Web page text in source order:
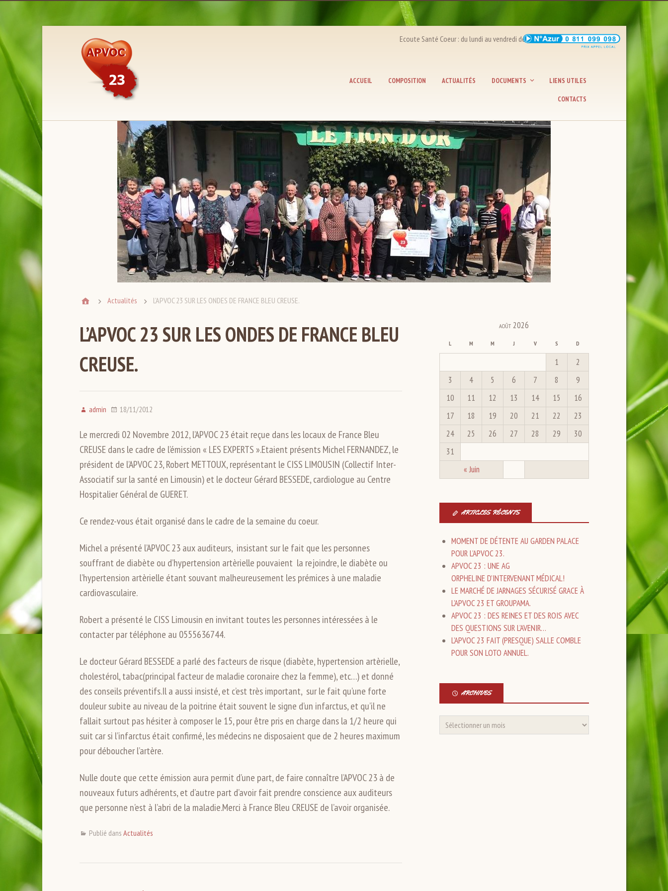
Ecoute Santé Coeur : du lundi au vendredi de 9H00 à 11H00 et de 18H00 à 20H00
ACCUEIL COMPOSITION ACTUALITÉS DOCUMENTS LIENS UTILES
CONTACTS
Actualités L’APVOC 23 SUR LES ONDES DE FRANCE BLEU CREUSE.
L’APVOC 23 SUR LES ONDES DE FRANCE BLEU
CREUSE.
admin 18/11/2012
Le mercredi 02 Novembre 2012, l’APVOC 23 était reçue dans les locaux de France Bleu
CREUSE dans le cadre de l’émission « LES EXPERTS ».Etaient présents Michel FERNANDEZ, le
président de l’APVOC 23, Robert METTOUX, représentant le CISS LIMOUSIN (Collectif Inter-
Associatif sur la santé en Limousin) et le docteur Gérard BESSEDE, cardiologue au Centre
Hospitalier Général de GUERET.
Ce rendez-vous était organisé dans le cadre de la semaine du coeur.
Michel a présenté l’APVOC 23 aux auditeurs, insistant sur le fait que les personnes
souffrant de diabète ou d’hypertension artèrielle pouvaient la rejoindre, le diabète ou
l’hypertension artèrielle étant souvant malheureusement les prémices à une maladie
cardiovasculaire.
Robert a présenté le CISS Limousin en invitant toutes les personnes intéressées à le
contacter par téléphone au 0555636744.
Le docteur Gérard BESSEDE a parlé des facteurs de risque (diabète, hypertension artèrielle,
cholestérol, tabac(principal facteur de maladie coronaire chez la femme), etc…) et donné
des conseils préventifs.Il a aussi insisté, et c’est très important, sur le fait qu’une forte
douleur subite au niveau de la poitrine était souvent le signe d’un infarctus, et qu’il ne
fallait surtout pas hésiter à composer le 15, pour être pris en charge dans la 1/2 heure qui
suit car si l’infarctus était confirmé, les médecins ne disposaient que de 2 heures maximum
pour déboucher l’artère.
Nulle doute que cette émission aura permit d’une part, de faire connaître l’APVOC 23 à de
nouveaux futurs adhérents, et d’autre part d’avoir fait prendre conscience aux auditeurs
que personne n’est à l’abri de la maladie.Merci à France Bleu CREUSE de l’avoir organisée.
Publié dans Actualités
août 2026
L M M J V S D
« Juin
1
2
3
4 5 6 7 8
9
10
11 12 13 14 15
16
17
18 19 20 21 22
23
24
25 26 27 28 29
30
31
ARTICLES RÉCENTS
MOMENT DE DÉTENTE AU GARDEN PALACE
POUR L’APVOC 23.
APVOC 23 : UNE AG
ORPHELINE D’INTERVENANT MÉDICAL!
LE MARCHÉ DE JARNAGES SÉCURISÉ GRACE À
L’APVOC 23 ET GROUPAMA.
APVOC 23 : DES REINES ET DES ROIS AVEC
DES QUESTIONS SUR L’AVENIR…
L’APVOC 23 FAIT (PRESQUE) SALLE COMBLE
POUR SON LOTO ANNUEL.
ARCHIVES